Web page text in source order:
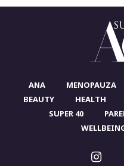
ANA MENOPAUZA
BEAUTY
HEALTH
SUPER 40